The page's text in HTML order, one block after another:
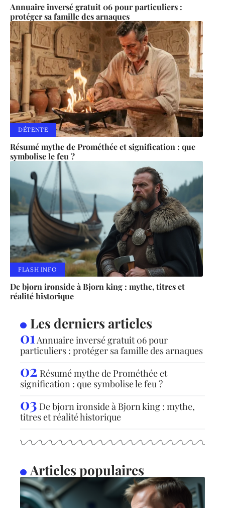
Annuaire inversé gratuit 06 pour particuliers :
protéger sa famille des arnaques
DÉTENTE
Résumé mythe de Prométhée et signification : que
symbolise le feu ?
FLASH INFO
De bjorn ironside à Bjorn king : mythe, titres et
réalité historique
Les derniers articles
Annuaire inversé gratuit 06 pour
particuliers : protéger sa famille des arnaques
Résumé mythe de Prométhée et
signification : que symbolise le feu ?
De bjorn ironside à Bjorn king : mythe,
titres et réalité historique
Articles populaires